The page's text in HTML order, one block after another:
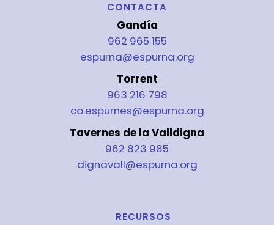
CONTACTA
Gandía
962 965 155
espurna@espurna.org
Torrent
963 216 798
co.espurnes@espurna.org
Tavernes de la Valldigna
962 823 985
dignavall@espurna.org
RECURSOS